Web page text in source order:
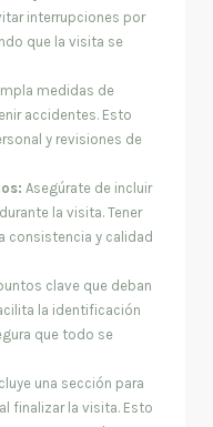
interrupciones por
que la visita se
medidas de
accidentes. Esto
y revisiones de
Asegúrate de incluir
la visita. Tener
consistencia y calidad
clave que deban
la identificación
que todo se
una sección para
finalizar la visita. Esto